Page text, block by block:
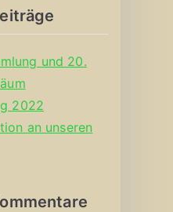
und 20.
2022
an unseren